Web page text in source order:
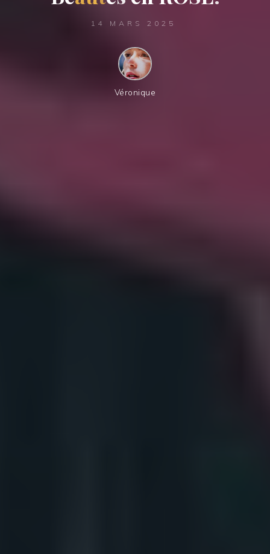
14 MARS 2025
Véronique